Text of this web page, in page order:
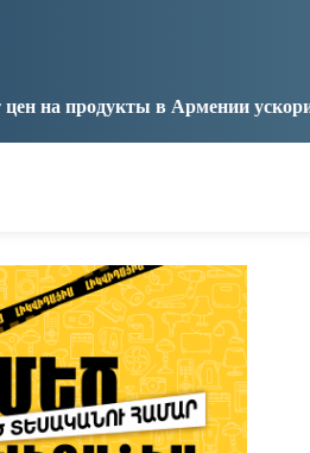
ускорился до 8,6%: ЕАБР